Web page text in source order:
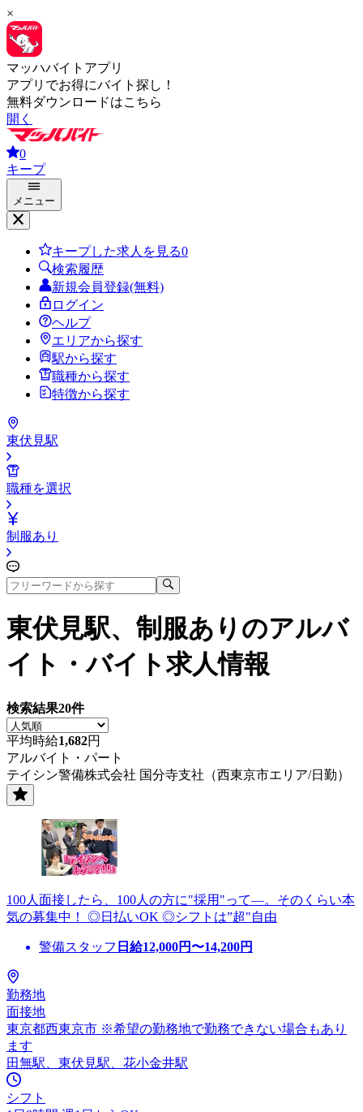
×
マッハバイトアプリ
アプリでお得にバイト探し！
無料ダウンロードはこちら
開く
0
キープ
メニュー
キープした求人を見る0
検索履歴
新規会員登録(無料)
ログイン
ヘルプ
エリアから探す
駅から探す
職種から探す
特徴から探す
東伏見駅
職種を選択
制服あり
東伏見駅、制服あり のアルバ
イト・バイト求人情報
検索結果20件
平均時給1,682円
アルバイト・パート
テイシン警備株式会社 国分寺支社（西東京市エリア/日勤）
100人面接したら、100人の方に"採用"って―。そのくらい本
気の募集中！ ◎日払いOK ◎シフトは”超"自由
警備スタッフ 日給12,000円〜14,200円
勤務地
面接地
東京都西東京市 ※希望の勤務地で勤務できない場合もあり
ます
田無駅、東伏見駅、花小金井駅
シフト